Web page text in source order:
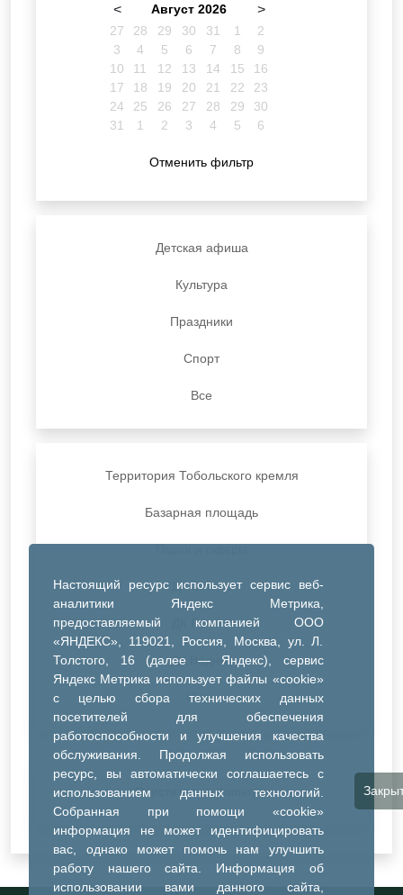
Настоящий ресурс использует сервис веб-
аналитики Яндекс Метрика,
предоставляемый компанией ООО
«ЯНДЕКС», 119021, Россия, Москва, ул. Л.
Толстого, 16 (далее — Яндекс), сервис
Яндекс Метрика использует файлы «cookie»
с целью сбора технических данных
посетителей для обеспечения
работоспособности и улучшения качества
обслуживания. Продолжая использовать
ресурс, вы автоматически соглашаетесь с
использованием данных технологий.
Собранная при помощи «cookie»
информация не может идентифицировать
вас, однако может помочь нам улучшить
работу нашего сайта. Информация об
использовании вами данного сайта,
< Август 2026 >
27 28 29 30 31 1
2
3
4 5 6 7 8
9
10
11 12 13 14 15
16
17
18 19 20 21 22
23
24
25 26 27 28 29
30
31
1 2 3 4 5 6
Отменить фильтр
Детская афиша
Культура
Праздники
Спорт
Все
Территория Тобольского кремля
Базарная площадь
ДК Синтез
ДК Речник
ДК Водник
Иное
Очистить все фильтры